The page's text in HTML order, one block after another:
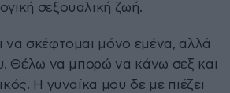
σεξουαλική ζωή.
να σκέφτομαι μόνο εμένα, αλλά
Θέλω να μπορώ να κάνω σεξ και
Η γυναίκα μου δε με πιέζει